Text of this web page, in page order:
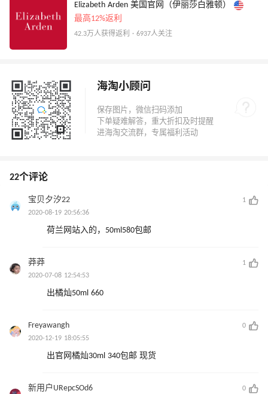
Elizabeth Arden 美国官网（伊丽莎白雅顿）
最高12%返利
42.3万人获得返利 · 6937人关注
海淘小顾问
22个评论
宝贝夕汐22
1
2020-08-19 20:56:36
荷兰网站入的，50ml580包邮
莽莽
1
2020-07-08 12:54:53
出橘灿50ml 660
Freyawangh
0
2020-12-19 18:05:55
出官网橘灿30ml 340包邮 现货
新用户URepcSOd6
0